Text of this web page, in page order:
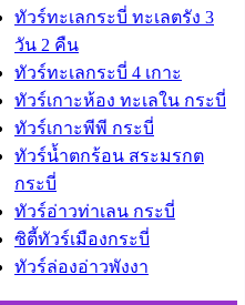
ทัวร์ทะเลกระบี่ ทะเลตรัง 3
วัน 2 คืน
ทัวร์ทะเลกระบี่ 4 เกาะ
ทัวร์เกาะห้อง ทะเลใน กระบี่
ทัวร์เกาะพีพี กระบี่
ทัวร์น้ำตกร้อน สระมรกต
กระบี่
ทัวร์อ่าวท่าเลน กระบี่
ซิตี้ทัวร์เมืองกระบี่
ทัวร์ล่องอ่าวพังงา